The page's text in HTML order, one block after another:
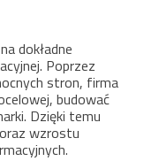
dokładne
Poprzez
stron, firma
budować
Dzięki temu
wzrostu